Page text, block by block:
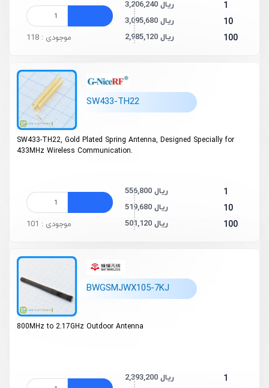
1 3,206,240 ریال
10 3,095,680 ریال
100 2,985,120 ریال موجودی : 118
SW433-TH22
SW433-TH22, Gold Plated Spring Antenna, Designed Specially for
433MHz Wireless Communication.
1 556,800 ریال
10 519,680 ریال
100 501,120 ریال موجودی : 101
BWGSMJWX105-7KJ
800MHz to 2.17GHz Outdoor Antenna
1 2,393,200 ریال